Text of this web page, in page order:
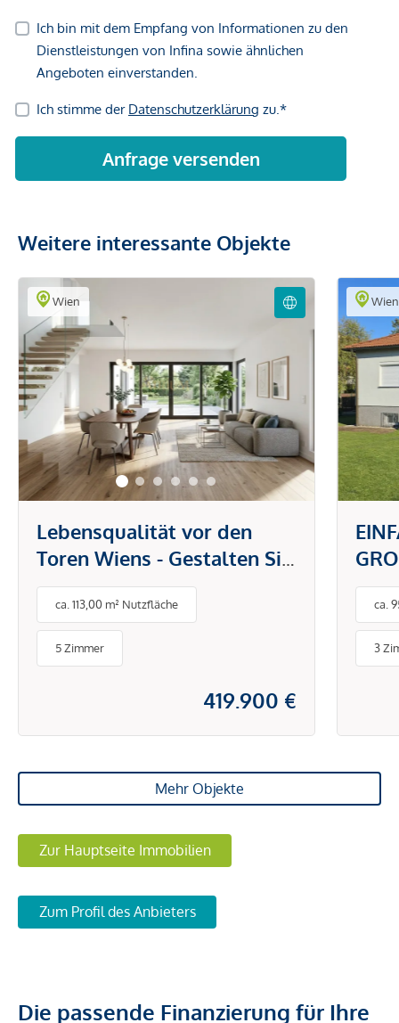
Weitere interessante Objekte
Wien
Lebensqualität vor den
Toren Wiens - Gestalten Sie
Ihr Traumhaus nach
eigenen Wünschen.
ca. 113,00 m² Nutzfläche
5 Zimmer
419.900 €
Wien
ca.
3
Mehr Objekte
Zur Hauptseite Immobilien
Zum Profil des Anbieters
Die passende Finanzierung für Ihre